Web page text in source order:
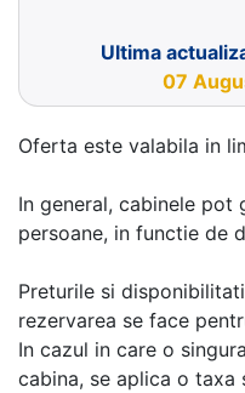
Ultima
07
Oferta este valabila in
In general, cabinele pot
persoane, in functie de
Preturile si
rezervarea se face
In cazul in care o
cabina, se aplica o taxa